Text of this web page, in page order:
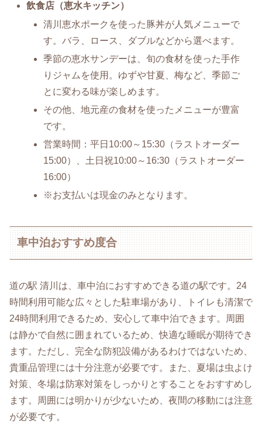
飲食店（恵水キッチン）
清川恵水ポークを使った豚丼が人気メニューで
す。バラ、ロース、ダブルなどから選べます。
季節の恵水サンデーは、旬の食材を使った手作
りジャムを使用。ゆずや甘夏、梅など、季節ご
とに変わる味が楽しめます。
その他、地元産の食材を使ったメニューが豊富
です。
営業時間：平日10:00～15:30（ラストオーダー
15:00）、土日祝10:00～16:30（ラストオーダー
16:00）
※お支払いは現金のみとなります。
車中泊おすすめ度合
道の駅 清川は、車中泊におすすめできる道の駅です。24
時間利用可能な広々とした駐車場があり、トイレも清潔で
24時間利用できるため、安心して車中泊できます。周囲
は静かで自然に囲まれているため、快適な睡眠が期待でき
ます。ただし、完全な防犯設備があるわけではないため、
貴重品管理には十分注意が必要です。また、夏場は虫よけ
対策、冬場は防寒対策をしっかりとすることをおすすめし
ます。周囲には明かりが少ないため、夜間の移動には注意
が必要です。